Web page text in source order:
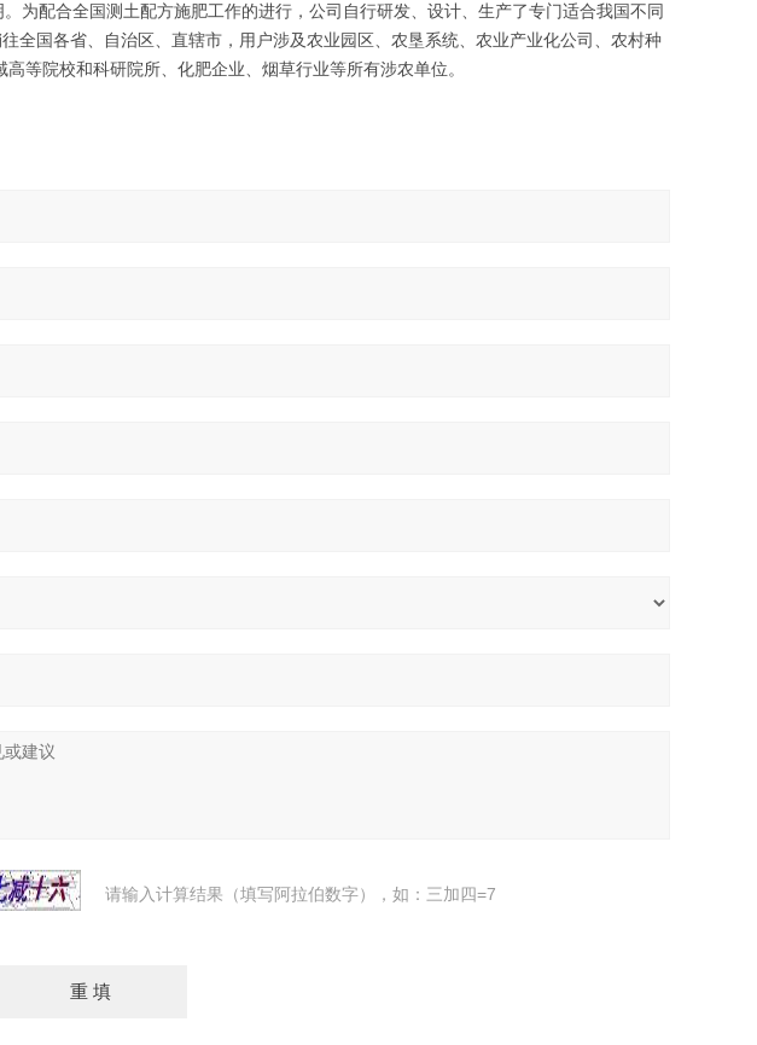
为配合全国测土配方施肥工作的进行，公司自行研发、设计、生产了专门适合我国不同
全国各省、自治区、直辖市，用户涉及农业园区、农垦系统、农业产业化公司、农村种
等院校和科研院所、化肥企业、烟草行业等所有涉农单位。
请输入计算结果（填写阿拉伯数字），如：三加四=7